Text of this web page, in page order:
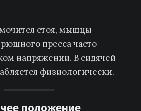
стоя, мышцы
пресса часто
напряжении. В сидячей
физиологически.
положение